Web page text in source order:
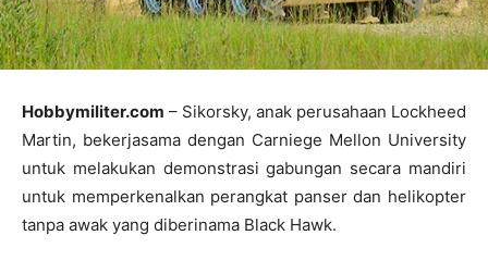
Hobbymiliter.com – Sikorsky, anak perusahaan Lockheed
Martin, bekerjasama dengan Carniege Mellon University
untuk melakukan demonstrasi gabungan secara mandiri
untuk memperkenalkan perangkat panser dan helikopter
tanpa awak yang diberinama Black Hawk.